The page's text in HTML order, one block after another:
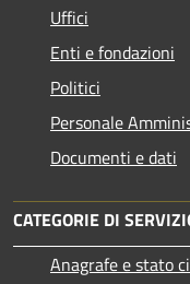
Uffici
Enti e fondazioni
Politici
Personale
Documenti e dati
CATEGORIE DI
Anagrafe e stato